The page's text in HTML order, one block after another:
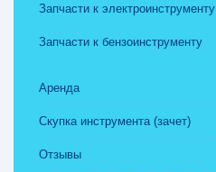
Запчасти к электроинструменту
Запчасти к бензоинструменту
Аренда
Скупка инструмента (зачет)
Отзывы